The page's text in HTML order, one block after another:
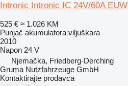
Intronic Intronic IC 24V/60A EUW
525 € ≈ 1.026 KM
Punjač akumulatora viljuškara
2010
Napon 24 V
Njemačka, Friedberg-Derching
Gruma Nutzfahrzeuge GmbH
Kontaktirajte prodavca